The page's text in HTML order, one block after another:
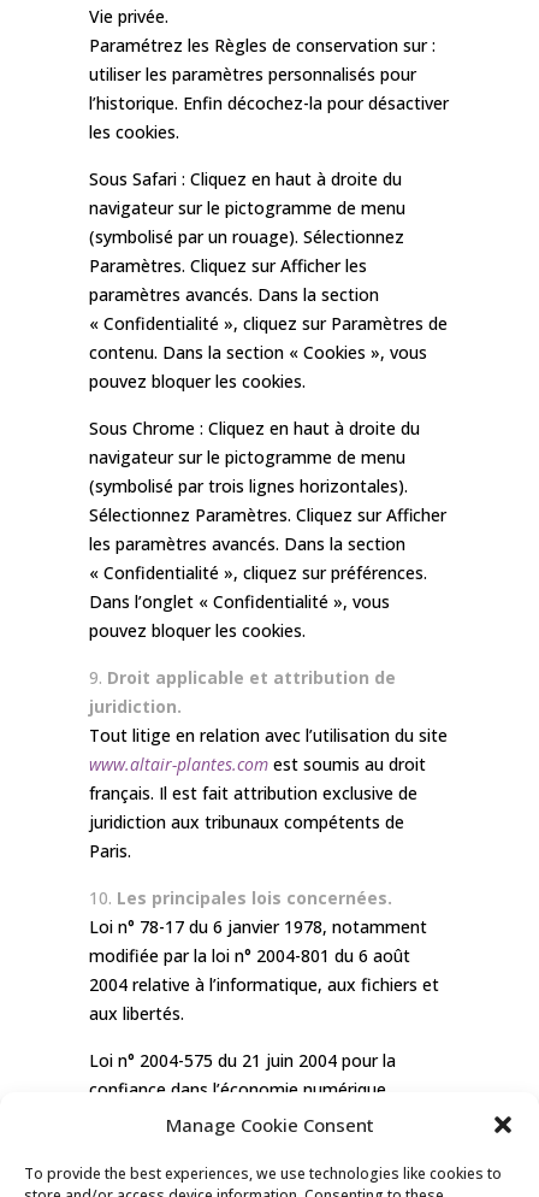
Manage Cookie Consent
To provide the best experiences, we use technologies like cookies to
Vie privée.
Paramétrez les Règles de conservation sur :
utiliser les paramètres personnalisés pour
l’historique. Enfin décochez-la pour désactiver
les cookies.
Sous Safari : Cliquez en haut à droite du
navigateur sur le pictogramme de menu
(symbolisé par un rouage). Sélectionnez
Paramètres. Cliquez sur Afficher les
paramètres avancés. Dans la section
« Confidentialité », cliquez sur Paramètres de
contenu. Dans la section « Cookies », vous
pouvez bloquer les cookies.
Sous Chrome : Cliquez en haut à droite du
navigateur sur le pictogramme de menu
(symbolisé par trois lignes horizontales).
Sélectionnez Paramètres. Cliquez sur Afficher
les paramètres avancés. Dans la section
« Confidentialité », cliquez sur préférences.
Dans l’onglet « Confidentialité », vous
pouvez bloquer les cookies.
Droit applicable et attribution de
juridiction.
Tout litige en relation avec l’utilisation du site
www.altair-plantes.com est soumis au droit
français. Il est fait attribution exclusive de
juridiction aux tribunaux compétents de
Paris.
Les principales lois concernées.
Loi n° 78-17 du 6 janvier 1978, notamment
modifiée par la loi n° 2004-801 du 6 août
2004 relative à l’informatique, aux fichiers et
aux libertés.
Loi n° 2004-575 du 21 juin 2004 pour la
confiance dans l’économie numérique.
Lexique.
Utilisateur : Internaute se connectant,